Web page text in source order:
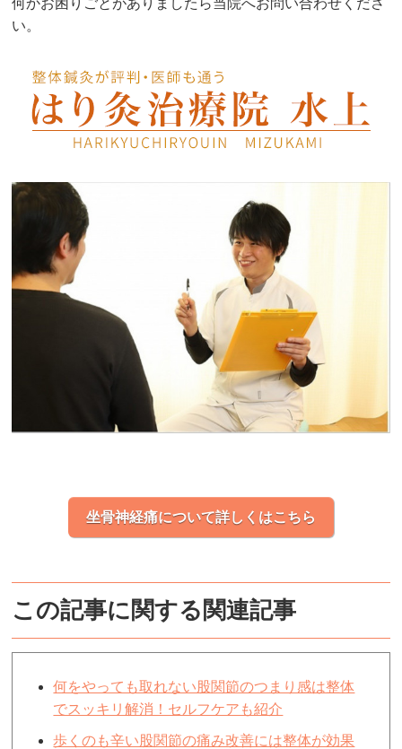
い。
坐骨神経痛について詳しくはこちら
この記事に関する関連記事
何をやっても取れない股関節のつまり感は整体
でスッキリ解消！セルフケアも紹介
歩くのも辛い股関節の痛み改善には整体が効果